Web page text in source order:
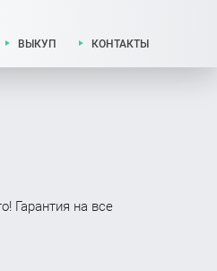
ВЫКУП КОНТАКТЫ
Гарантия на все